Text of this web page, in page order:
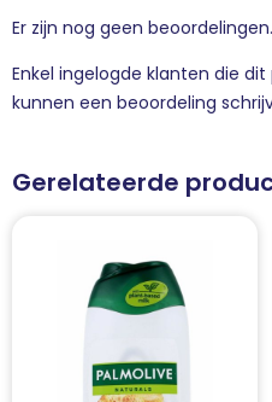
Er zijn nog geen beoordelingen.
Enkel ingelogde klanten die
kunnen een beoordeling
Gerelateerde